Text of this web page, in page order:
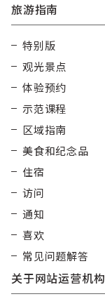
旅游指南
特别版
观光景点
体验预约
示范课程
区域指南
美食和纪念品
住宿
访问
通知
喜欢
常见问题解答
关于网站运营机构